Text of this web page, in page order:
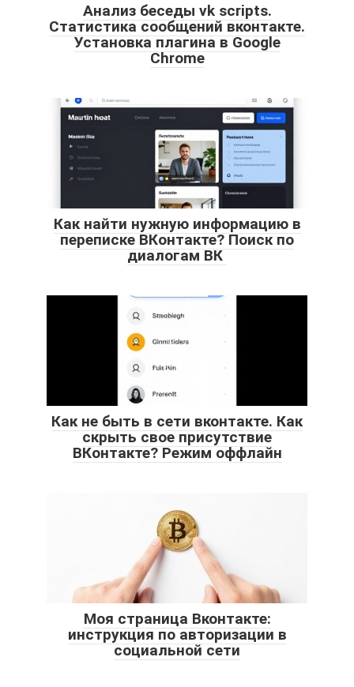
Анализ беседы vk scripts.
Статистика сообщений вконтакте.
Установка плагина в Google
Chrome
Как найти нужную информацию в
переписке ВКонтакте? Поиск по
диалогам ВК
Как не быть в сети вконтакте. Как
скрыть свое присутствие
ВКонтакте? Режим оффлайн
Моя страница Вконтакте:
инструкция по авторизации в
социальной сети